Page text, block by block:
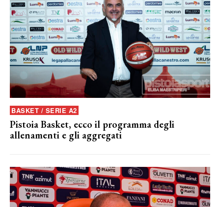
BASKET / SERIE A2
Pistoia Basket, ecco il programma degli
allenamenti e gli aggregati